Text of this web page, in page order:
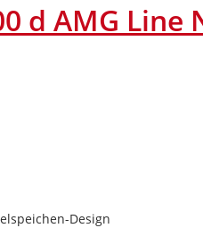
d AMG
Design